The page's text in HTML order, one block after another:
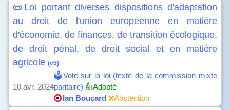
📜Loi portant diverses dispositions d'adaptation
au droit de l'union européenne en matière
d'économie, de finances, de transition écologique,
de droit pénal, de droit social et en matière
agricole (v5)
10 avr. 2024
🗳️Vote sur la loi (texte de la commission mixte
paritaire) 👍Adopté
Ian Boucard ❌Abstention